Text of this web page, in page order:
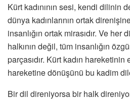
Kürt kadınının sesi, kendi dilinin
dünya kadınlarının ortak
insanlığın ortak mirasıdır. Ve her
halkının değil, tüm insanlığın
parçasıdır. Kürt kadın
hareketine dönüşünü bu kadim
Bir dil direniyorsa bir halk